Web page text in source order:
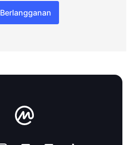
Berlangganan